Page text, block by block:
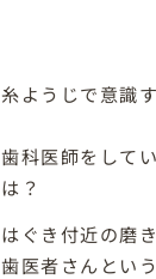
糸ようじで意識
歯科医師をして
は？
はぐき付近の磨
歯医者さんとい